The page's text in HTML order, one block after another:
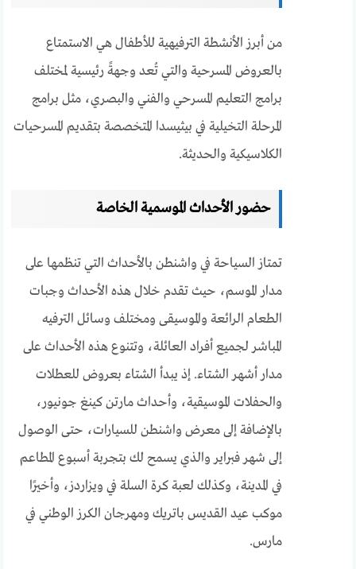
من أبرز الأنشطة الترفيهية للأطفال هي الاستمتاع
بالعروض المسرحية والتي تُعد وجهةً رئيسية لمختلف
برامج التعليم المسرحي والفني والبصري، مثل برامج
المرحلة التخيلية في بيثيسدا المتخصصة بتقديم المسرحيات
الكلاسيكية والحديثة.
حضور الأحداث الموسمية الخاصة
تمتاز السياحة في واشنطن بالأحداث التي تنظمها على
مدار الموسم، حيث تقدم خلال هذه الأحداث وجبات
الطعام الرائعة والموسيقى ومختلف وسائل الترفيه
المباشر لجميع أفراد العائلة، وتتنوع هذه الأحداث على
مدار أشهر الشتاء. إذ يبدأ الشتاء بعروض للعطلات
والحفلات الموسيقية، وأحداث مارتن كينغ جونيور،
بالإضافة إلى معرض واشنطن للسيارات، حتى الوصول
إلى شهر فبراير والذي يسمح لك بتجربة أسبوع المطاعم
في المدينة، وكذلك لعبة كرة السلة في ويزاردز، وأخيرًا
موكب عيد القديس باتريك ومهرجان الكرز الوطني في
مارس.